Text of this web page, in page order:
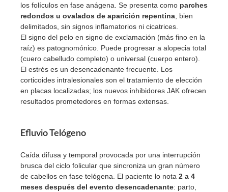
los folículos en fase anágena. Se presenta como parches
redondos u ovalados de aparición repentina, bien
delimitados, sin signos inflamatorios ni cicatrices.
El signo del pelo en signo de exclamación (más fino en la
raíz) es patognomónico. Puede progresar a alopecia total
(cuero cabelludo completo) o universal (cuerpo entero).
El estrés es un desencadenante frecuente. Los
corticoides intralesionales son el tratamiento de elección
en placas localizadas; los nuevos inhibidores JAK ofrecen
resultados prometedores en formas extensas.
Efluvio Telógeno
Caída difusa y temporal provocada por una interrupción
brusca del ciclo folicular que sincroniza un gran número
de cabellos en fase telógena. El paciente lo nota 2 a 4
meses después del evento desencadenante: parto,